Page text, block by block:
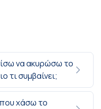
να ακυρώσω το
τι συμβαίνει;
χάσω το